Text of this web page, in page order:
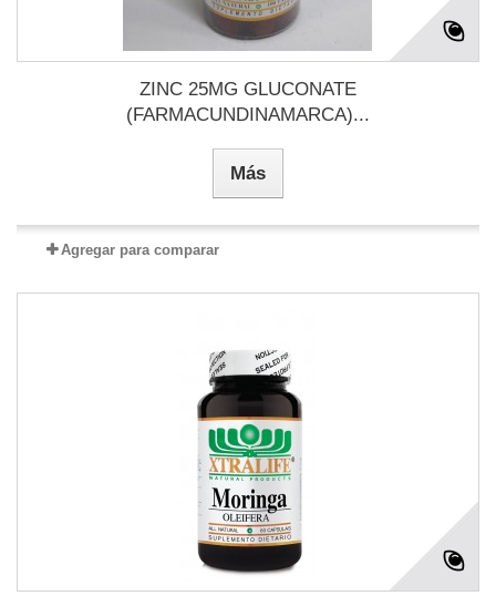
ZINC 25MG GLUCONATE
(FARMACUNDINAMARCA)...
Más
Agregar para comparar